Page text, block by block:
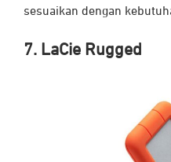
sesuaikan dengan
7. LaCie Rugged